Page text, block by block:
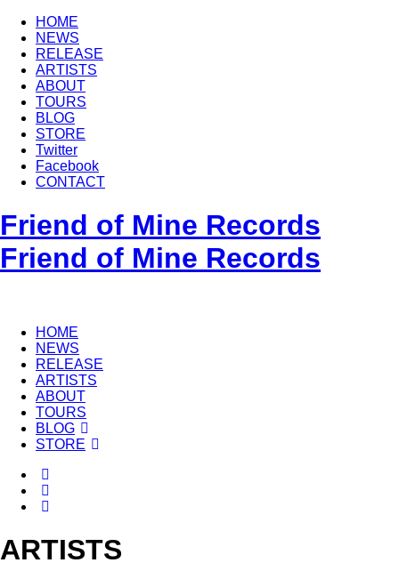
HOME
NEWS
RELEASE
ARTISTS
ABOUT
TOURS
BLOG
STORE
Twitter
Facebook
CONTACT
Friend of Mine Records
Friend of Mine Records
HOME
NEWS
RELEASE
ARTISTS
ABOUT
TOURS
BLOG
STORE
ARTISTS